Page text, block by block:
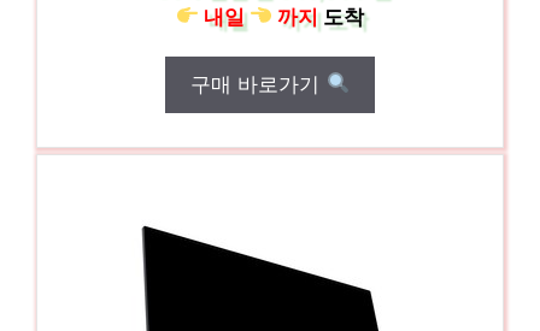
내일
까지도착
구매 바로가기